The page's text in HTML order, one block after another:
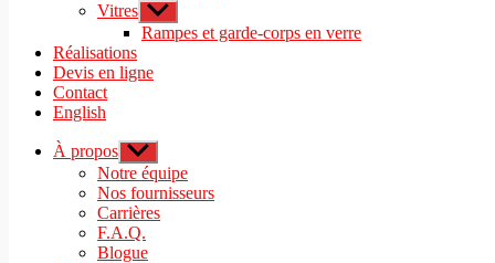
Vitres Afficher
le
sous-
Rampes et garde-corps en verre
Réalisations
Devis en ligne
Contact
English
À propos Afficher
le
sous-
menu
Notre équipe
Nos fournisseurs
Carrières
F.A.Q.
Blogue